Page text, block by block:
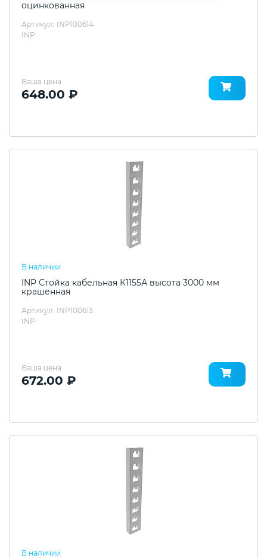
оцинкованная
Артикул: INP100614
INP
Ваша цена
648.00 ₽
В наличии
INP Стойка кабельная К1155А высота 3000 мм
крашенная
Артикул: INP100613
INP
Ваша цена
672.00 ₽
В наличии